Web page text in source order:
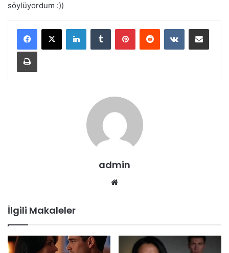
söylüyordum :))
LinkedInTumblr PinterestReddit VKontakteE-Posta ile paylaş
Yazdır
admin
İlgili Makaleler